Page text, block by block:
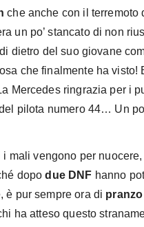
che anche con il terremoto
un po’ stancato di non
dietro del suo giovane
che finalmente ha visto!
Mercedes ringrazia per i
pilota numero 44… Un
i mali vengono per
dopodue DNF hanno
è pur sempre ora di pranzo
ha atteso questo